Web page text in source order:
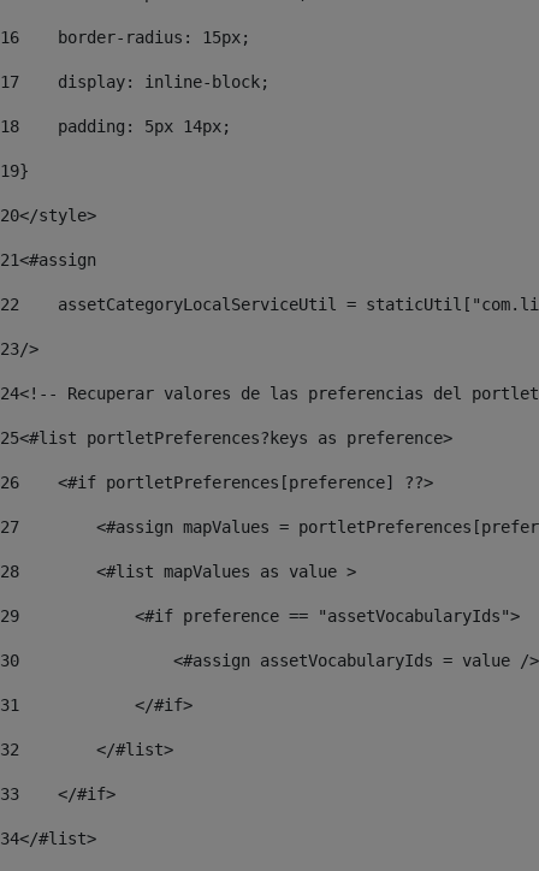
16
    border-radius: 15px;
17
    display: inline-block;
18
    padding: 5px 14px;
19}
20</style>
21<#assign
22
assetCategoryLocalServiceUtil =
23/>
24<!-- Recuperar valores de las preferencias del
25<#list portletPreferences?keys as preference>
26
    <#if portletPreferences[preference] ??>
27
<#assign mapValues =
28
        <#list mapValues as value >
29
            <#if preference == "assetVocabularyIds">
30
<#assign assetVocabularyIds = value
31
            </#if>
32
        </#list>
33
    </#if>
34</#list>